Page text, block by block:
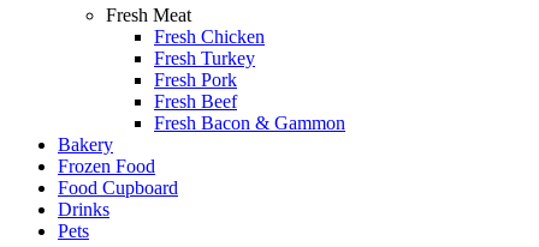
Fresh Meat
Fresh Chicken
Fresh Turkey
Fresh Pork
Fresh Beef
Fresh Bacon & Gammon
Bakery
Frozen Food
Food Cupboard
Drinks
Pets